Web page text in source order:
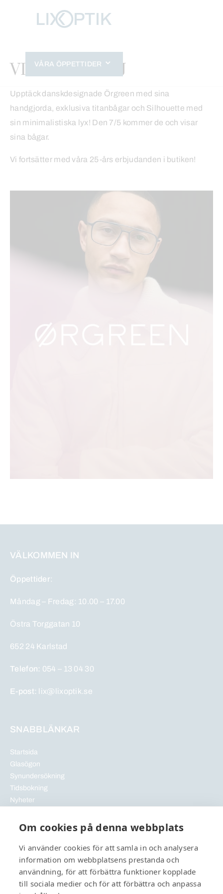
Om cookies på denna webbplats
Vi använder cookies för att samla in och analysera
information om webbplatsens prestanda och
användning, för att förbättra funktioner kopplade
till sociala medier och för att förbättra och anpassa
VÅRA ÖPPETTIDER
VISNING 7 MAJ
Upptäck danskdesignade Örgreen med sina
handgjorda, exklusiva titanbågar och Silhouette med
sin minimalistiska lyx! Den 7/5 kommer de och visar
sina bågar.
Vi fortsätter med våra 25-års erbjudanden i butiken!
VÄLKOMMEN IN
Öppettider:
Måndag – Fredag: 10.00 – 17.00
Östra Torggatan 10
652 24 Karlstad
Telefon: 054 – 13 04 30
E-post: lix@lixoptik.se
SNABBLÄNKAR
Startsida
Glasögon
Synundersökning
Tidsbokning
Nyheter
GDPR